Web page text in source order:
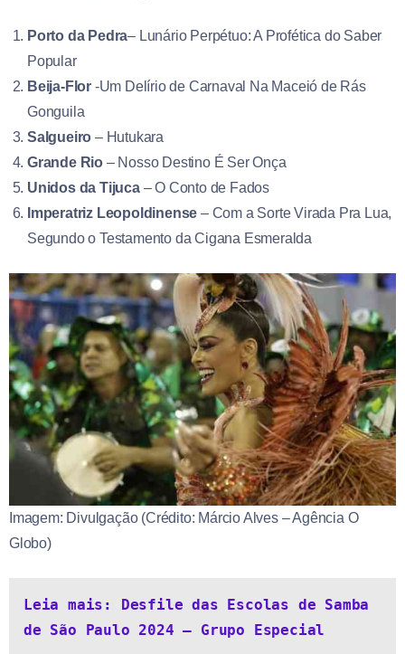
Porto da Pedra– Lunário Perpétuo: A Profética do Saber
Popular
Beija-Flor -Um Delírio de Carnaval Na Maceió de Rás
Gonguila
Salgueiro – Hutukara
Grande Rio – Nosso Destino É Ser Onça
Unidos da Tijuca– O Conto de Fados
Imperatriz Leopoldinense – Com a Sorte Virada Pra Lua,
Segundo o Testamento da Cigana Esmeralda
Imagem: Divulgação (Crédito: Márcio Alves – Agência O
Globo)
Leia mais: Desfile das Escolas de Samba
de São Paulo 2024 – Grupo Especial